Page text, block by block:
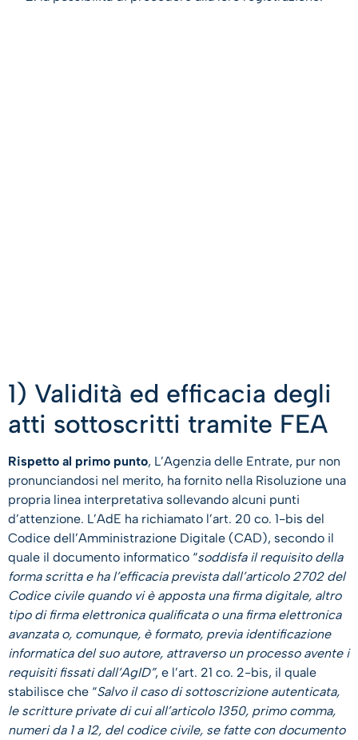
1) Validità ed efficacia degli
atti sottoscritti tramite FEA
Rispetto al primo punto, L’Agenzia delle Entrate, pur non
pronunciandosi nel merito, ha fornito nella Risoluzione una
propria linea interpretativa sollevando alcuni punti
d’attenzione. L’AdE ha richiamato l’art. 20 co. 1-bis del
Codice dell’Amministrazione Digitale (CAD), secondo il
quale il documento informatico “soddisfa il requisito della
forma scritta e ha l’efficacia prevista dall’articolo 2702 del
Codice civile quando vi è apposta una firma digitale, altro
tipo di firma elettronica qualificata o una firma elettronica
avanzata o, comunque, è formato, previa identificazione
informatica del suo autore, attraverso un processo avente i
requisiti fissati dall’AgID”, e l’art. 21 co. 2-bis, il quale
stabilisce che “Salvo il caso di sottoscrizione autenticata,
le scritture private di cui all’articolo 1350, primo comma,
numeri da 1 a 12, del codice civile, se fatte con documento